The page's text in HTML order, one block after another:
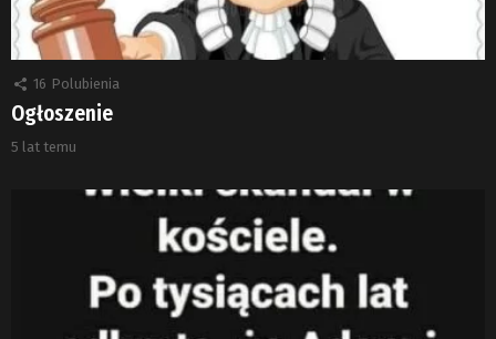
16 Polubienia
Ogłoszenie
5 lat temu